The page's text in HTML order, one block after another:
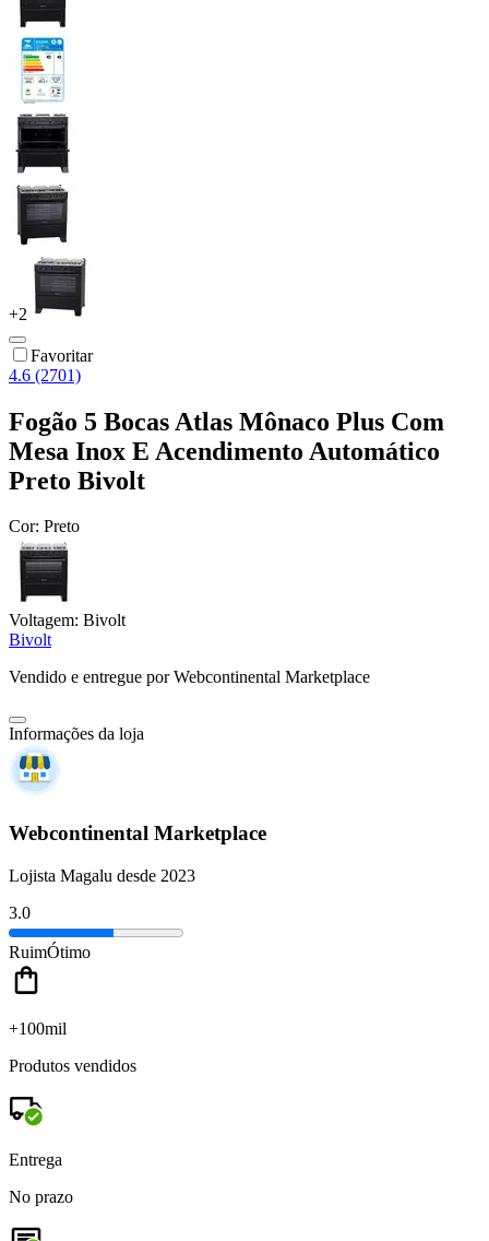
+2
Favoritar
4.6 (2701)
Fogão 5 Bocas Atlas Mônaco Plus Com
Mesa Inox E Acendimento Automático
Preto Bivolt
Cor: Preto
Voltagem: Bivolt
Bivolt
Vendido e entregue por Webcontinental Marketplace
Informações da loja
Webcontinental Marketplace
Lojista Magalu desde 2023
3.0
RuimÓtimo
+100mil
Produtos vendidos
Entrega
No prazo